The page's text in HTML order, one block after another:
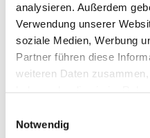
analysieren. Außerdem
Verwendung unserer
soziale Medien, Werbung
Partner führen diese
weiteren Daten
Notwendig